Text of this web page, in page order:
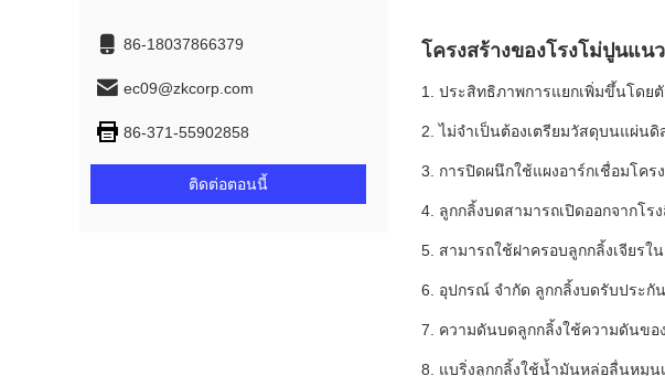
86-18037866379
ec09@zkcorp.com
86-371-55902858
ติดต่อตอนนี้
โครงสร้างของโรงโม่ปูนแน
1. ประสิทธิภาพการแยกเพิ่มขึ้นโดย
2. ไม่จำเป็นต้องเตรียมวัสดุบนแผ่น
3. การปิดผนึกใช้แผงอาร์กเชื่อมโค
4. ลูกกลิ้งบดสามารถเปิดออกจากโ
5. สามารถใช้ฝาครอบลูกกลิ้งเจียร
6. อุปกรณ์ จำกัด ลูกกลิ้งบดรับประกั
7. ความดันบดลูกกลิ้งใช้ความดันขอ
8. แบริ่งลูกกลิ้งใช้น้ำมันหล่อลื่นหมุน